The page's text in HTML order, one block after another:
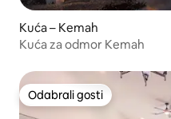
Kuća – Kemah
Kuća za odmor Kemah
Odabrali gosti
Odabrali gosti